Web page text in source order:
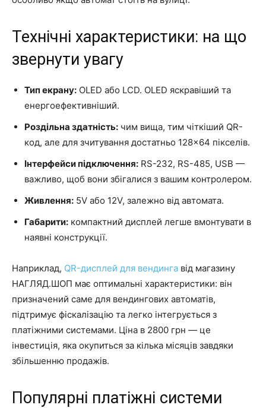
Технічні характеристики: на що
звернути увагу
Тип екрану: OLED або LCD. OLED яскравіший та
енергоефективніший.
Роздільна здатність: чим вища, тим чіткіший QR-
код, але для зчитування достатньо 128×64 пікселів.
Інтерфейси підключення: RS-232, RS-485, USB —
важливо, щоб вони збігалися з вашим контролером.
Живлення: 5V або 12V, залежно від автомата.
Габарити: компактний дисплей легше вмонтувати в
наявні конструкції.
Наприклад, QR-дисплей для вендинга від магазину
НАГЛЯД.ШОП має оптимальні характеристики: він
призначений саме для вендингових автоматів,
підтримує фіскалізацію та легко інтегрується з
платіжними системами. Ціна в 2800 грн — це
інвестиція, яка окупиться за кілька місяців завдяки
збільшенню продажів.
Популярні платіжні системи